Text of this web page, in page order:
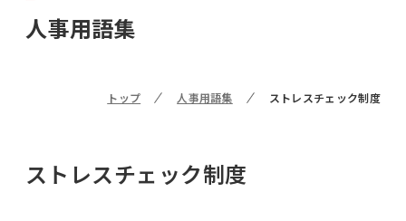
人事用語集
トップ 人事用語集 ストレスチェック制度
ストレスチェック制度